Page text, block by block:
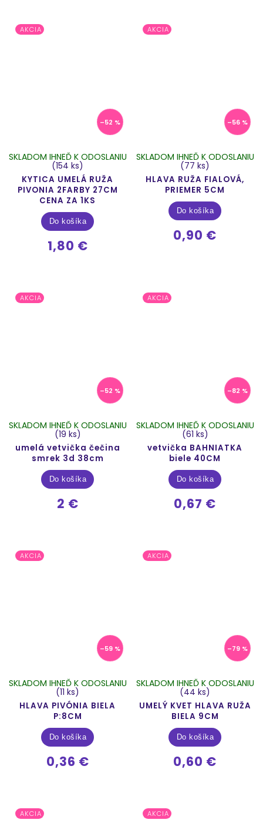
AKCIA
–52 %
KYTICA UMELÁ RUŽA
PIVONIA 2FARBY 27CM
CENA ZA 1KS
SKLADOM IHNEĎ K ODOSLANIU
(154 ks)
1,80 €
Do košíka
AKCIA
–56 %
HLAVA RUŽA FIALOVÁ,
PRIEMER 5CM
SKLADOM IHNEĎ K ODOSLANIU
(77 ks)
0,90 €
Do košíka
AKCIA
–52 %
umelá vetvička čečina
smrek 3d 38cm
SKLADOM IHNEĎ K ODOSLANIU
(19 ks)
2 €
Do košíka
AKCIA
–82 %
vetvička BAHNIATKA
biele 40CM
SKLADOM IHNEĎ K ODOSLANIU
(61 ks)
0,67 €
Do košíka
AKCIA
–59 %
HLAVA PIVÓNIA BIELA
P:8CM
SKLADOM IHNEĎ K ODOSLANIU
(11 ks)
0,36 €
Do košíka
AKCIA
–79 %
UMELÝ KVET HLAVA RUŽA
BIELA 9CM
SKLADOM IHNEĎ K ODOSLANIU
(44 ks)
0,60 €
Do košíka
AKCIA AKCIA